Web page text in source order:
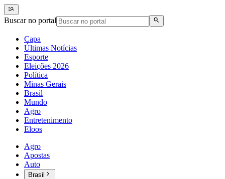
Buscar no portal
Capa
Últimas Notícias
Esporte
Eleições 2026
Política
Minas Gerais
Brasil
Mundo
Agro
Entretenimento
Eloos
Agro
Apostas
Auto
Brasil